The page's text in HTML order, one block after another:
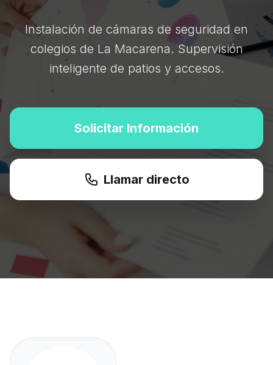
Instalación de cámaras de seguridad en
colegios de La Macarena. Supervisión
inteligente de patios y accesos.
Solicitar Información
Llamar directo